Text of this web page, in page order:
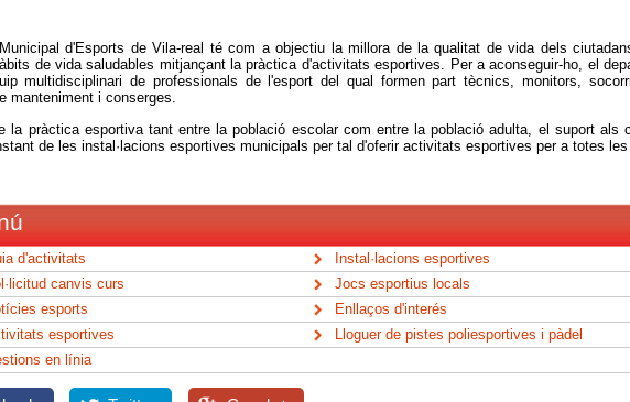
d'Esports de Vila-real té com a objectiu la millora de la qualitat de vida dels
de vida saludables mitjançant la pràctica d'activitats esportives. Per a aconseguir-ho, el
multidisciplinari de professionals de l'esport del qual formen part tècnics, monitors,
manteniment i conserges.
la pràctica esportiva tant entre la població escolar com entre la població adulta, el suport als
de les instal·lacions esportives municipals per tal d'oferir activitats esportives per a totes
d'activitats
canvis curs
esports
esportives
en línia
Instal·lacions esportives
Jocs esportius locals
Enllaços d'interés
Lloguer de pistes poliesportives i pàdel